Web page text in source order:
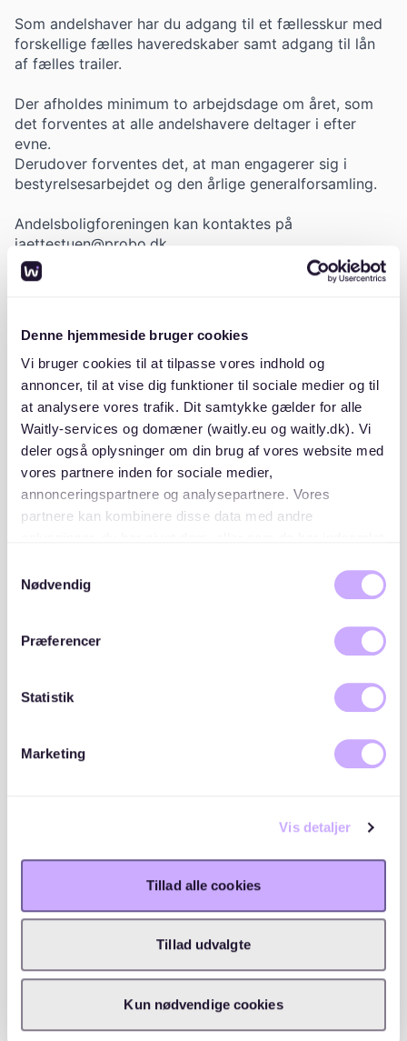
Denne hjemmeside bruger cookies
Vi bruger cookies til at tilpasse vores indhold og
annoncer, til at vise dig funktioner til sociale medier og til
at analysere vores trafik. Dit samtykke gælder for alle
Waitly-services og domæner (waitly.eu og waitly.dk). Vi
deler også oplysninger om din brug af vores website med
vores partnere inden for sociale medier,
annonceringspartnere og analysepartnere. Vores
partnere kan kombinere disse data med andre
cookies, hvis du fortsætter med at anvende vores
Nødvendig
Præferencer
Statistik
Marketing
Vis detaljer
Tillad alle cookies
Tillad udvalgte
Kun nødvendige cookies
Som andelshaver har du adgang til et fællesskur med
forskellige fælles haveredskaber samt adgang til lån
af fælles trailer.
Der afholdes minimum to arbejdsdage om året, som
det forventes at alle andelshavere deltager i efter
evne.
Derudover forventes det, at man engagerer sig i
bestyrelsesarbejdet og den årlige generalforsamling.
Andelsboligforeningen kan kontaktes på
jaettestuen@probo.dk
Om boligudbyderen
Om området
forbindelse med modtagelse af tilbud er følgende:
1 opskrivninger